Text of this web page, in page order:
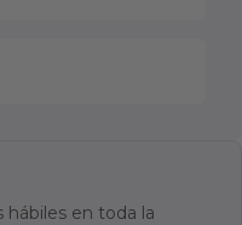
hábiles en toda la